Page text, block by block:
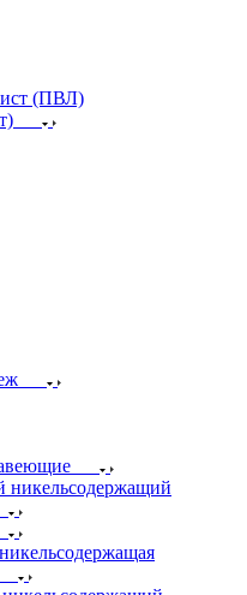
(ПВЛ)
никельсодержащий